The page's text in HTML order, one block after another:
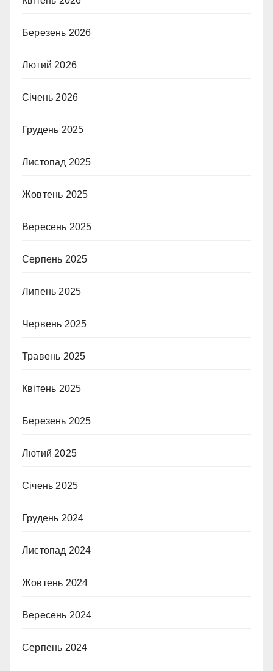
Березень 2026
Лютий 2026
Січень 2026
Грудень 2025
Листопад 2025
Жовтень 2025
Вересень 2025
Серпень 2025
Липень 2025
Червень 2025
Травень 2025
Квітень 2025
Березень 2025
Лютий 2025
Січень 2025
Грудень 2024
Листопад 2024
Жовтень 2024
Вересень 2024
Серпень 2024